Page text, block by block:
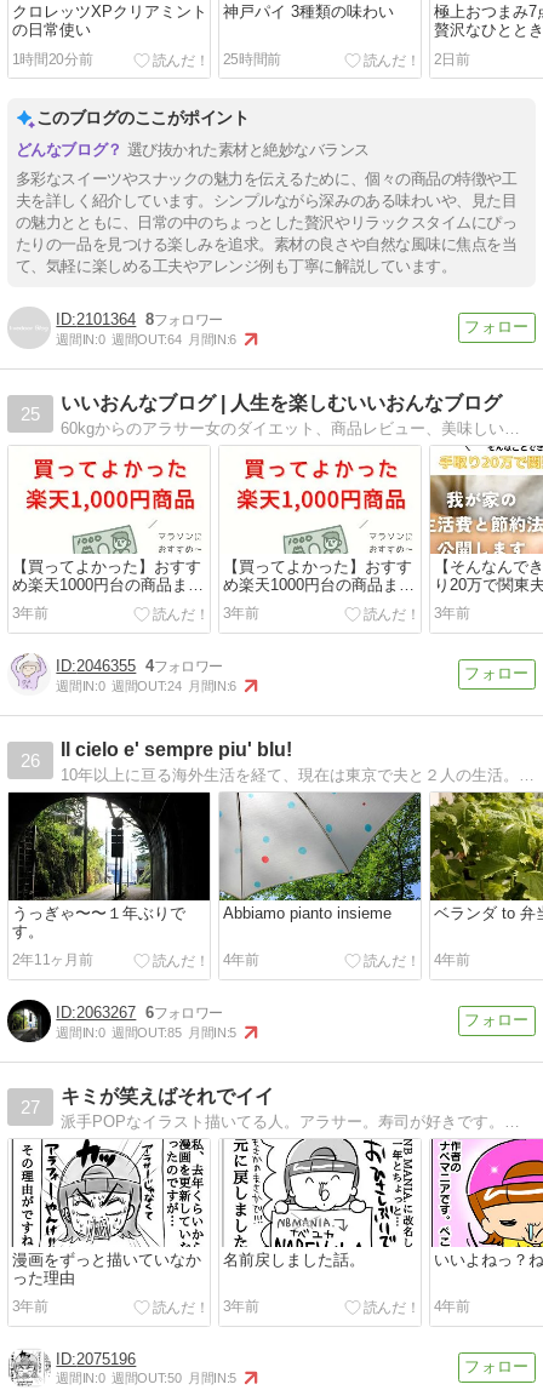
クロレッツXPクリアミント
の日常使い
1時間20分前
神戸パイ 3種類の味わい
25時間前
極上おつまみ7
贅沢なひととき
2日前
このブログのここがポイント
選び抜かれた素材と絶妙なバランス
多彩なスイーツやスナックの魅力を伝えるために、個々の商品の特徴や工
夫を詳しく紹介しています。シンプルながら深みのある味わいや、見た目
の魅力とともに、日常の中のちょっとした贅沢やリラックスタイムにぴっ
たりの一品を見つける楽しみを追求。素材の良さや自然な風味に焦点を当
て、気軽に楽しめる工夫やアレンジ例も丁寧に解説しています。
2101364 8
週間IN:0 週間OUT:64 月間IN:6
25
いいおんなブログ | 人生を楽しむいいおんなブログ
60kgからのアラサー女のダイエット、商品レビュー、美味しいお店、旅行記、コラムなど
【買ってよかった】おすす
め楽天1000円台の商品まと
めたよ
3年前
【買ってよかった】おすす
め楽天1000円台の商品まと
めたよ
3年前
【そんなんで
り20万で関東
しの我が家の
節約方法を公
3年前
2046355 4
週間IN:0 週間OUT:24 月間IN:6
26
Il cielo e' sempre piu' blu!
10年以上に亘る海外生活を経て、現在は東京で夫と２人の生活。Il cielo e' sempre piu' blu、空はいつも更に青い。上を向いて、前を向いて日々を生きようとする人間のあれこれを綴るブログ。
うっぎゃ〜〜１年ぶりで
す。
2年11ヶ月前
Abbiamo pianto insieme
4年前
ベランダ to 弁
4年前
2063267 6
週間IN:0 週間OUT:85 月間IN:5
27
キミが笑えばそれでイイ
派手POPなイラスト描いてる人。アラサー。寿司が好きです。主に私のくだらなすぎる毎日の漫画です。暇つぶしにどうぞ！笑ってくれい！！！！
漫画をずっと描いていなか
った理由
3年前
名前戻しました話。
3年前
いいよねっ？
4年前
2075196
週間IN:0 週間OUT:50 月間IN:5